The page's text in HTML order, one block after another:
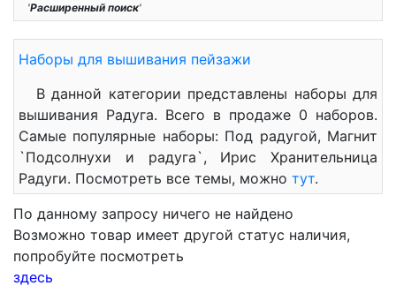
'Расширенный поиск'
Наборы для вышивания пейзажи
В данной категории представлены наборы для
вышивания Радуга. Всего в продаже 0 наборов.
Самые популярные наборы: Под радугой, Магнит
`Подсолнухи и радуга`, Ирис Хранительница
Радуги. Посмотреть все темы, можно тут.
По данному запросу ничего не найдено
Возможно товар имеет другой статус наличия,
попробуйте посмотреть
здесь